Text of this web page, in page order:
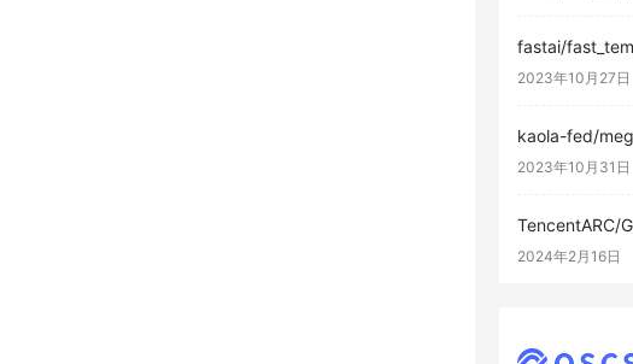
fastai/
2023年10月27日
kaola-fed/
2023年10月31日
TencentARC/
2024年2月16日